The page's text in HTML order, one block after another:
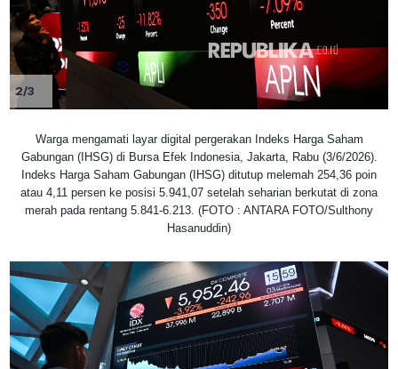
2/3
Warga mengamati layar digital pergerakan Indeks Harga Saham
Gabungan (IHSG) di Bursa Efek Indonesia, Jakarta, Rabu (3/6/2026).
Indeks Harga Saham Gabungan (IHSG) ditutup melemah 254,36 poin
atau 4,11 persen ke posisi 5.941,07 setelah seharian berkutat di zona
merah pada rentang 5.841-6.213. (FOTO : ANTARA FOTO/Sulthony
Hasanuddin)